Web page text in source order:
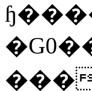
���